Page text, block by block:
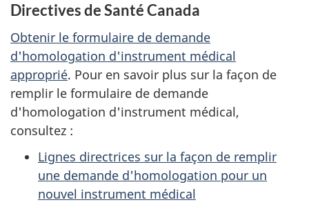
Directives de Santé Canada
Obtenir le formulaire de demande
d'homologation d'instrument médical
approprié. Pour en savoir plus sur la façon de
remplir le formulaire de demande
d'homologation d'instrument médical,
consultez :
Lignes directrices sur la façon de remplir
une demande d'homologation pour un
nouvel instrument médical